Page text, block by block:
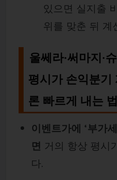
있으면 실지출
위를 맞춘 뒤 계
울쎄라·써마지·
평시가 손익분
론 빠르게 내는 법
이벤트가에 ‘부가
면 거의 항상 평시
다.